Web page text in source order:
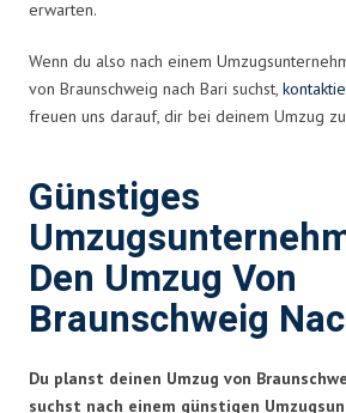
erwarten.
Wenn du also nach einem
von Braunschweig nach Bari suchst,
freuen uns darauf, dir bei deinem Umzug
Günstiges
Den Umzug Von
Braunschweig
Du planst deinen Umzug von
suchst nach einem günstigen